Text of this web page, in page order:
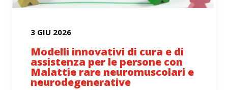
3 GIU 2026
Modelli innovativi di cura e di
assistenza per le persone con
Malattie rare neuromuscolari e
neurodegenerative